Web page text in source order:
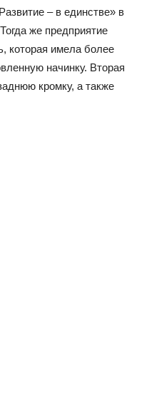
– в единстве» в
же предприятие
которая имела более
начинку. Вторая
кромку, а также